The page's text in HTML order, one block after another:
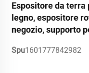
Espositore da
legno, espositore
negozio, supporto
Spu1601777842982